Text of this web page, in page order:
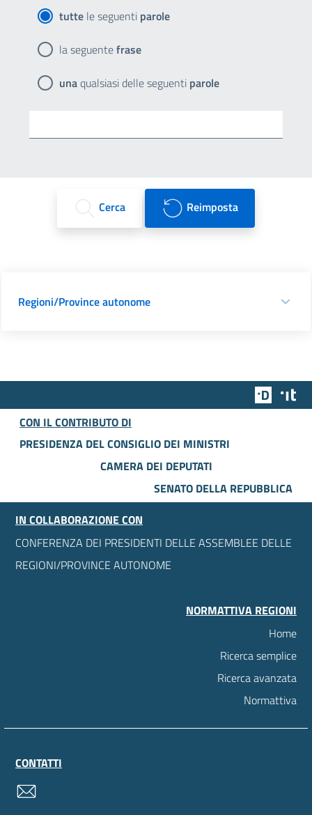
tutte le seguenti parole
la seguentefrase
unaqualsiasi delle seguenti parole
Cerca Reimposta
Regioni/Province autonome
Team
CON IL CONTRIBUTO DI
PRESIDENZA DEL CONSIGLIO DEI MINISTRI
CAMERA DEI DEPUTATI
SENATO DELLA REPUBBLICA
IN COLLABORAZIONE CON
CONFERENZA DEI PRESIDENTI DELLE ASSEMBLEE DELLE
REGIONI/PROVINCE AUTONOME
NORMATTIVA REGIONI
Home
Ricerca semplice
Ricerca avanzata
Normattiva
CONTATTI